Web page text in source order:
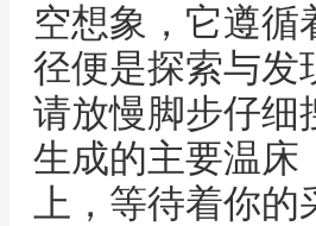
空想象，它遵循
径便是探索与发
请放慢脚步仔细
生成的主要温床
上，等待着你